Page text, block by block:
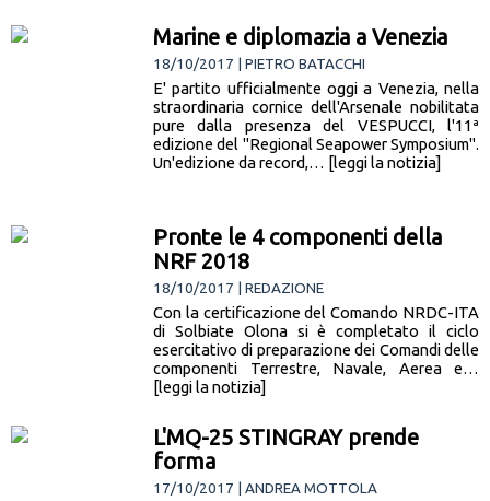
Marine e diplomazia a Venezia
18/10/2017 | PIETRO BATACCHI
E' partito ufficialmente oggi a Venezia, nella
straordinaria cornice dell'Arsenale nobilitata
pure dalla presenza del VESPUCCI, l'11ª
edizione del "Regional Seapower Symposium".
Un'edizione da record,… [leggi la notizia]
Pronte le 4 componenti della
NRF 2018
18/10/2017 | REDAZIONE
Con la certificazione del Comando NRDC-ITA
di Solbiate Olona si è completato il ciclo
esercitativo di preparazione dei Comandi delle
componenti Terrestre, Navale, Aerea e…
[leggi la notizia]
L'MQ-25 STINGRAY prende
forma
17/10/2017 | ANDREA MOTTOLA